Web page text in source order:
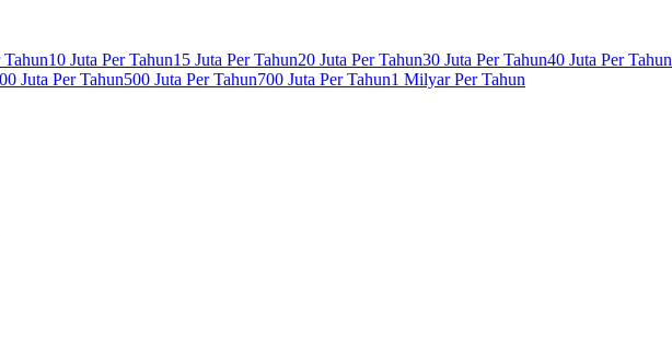
Tahun10 Juta Per Tahun15 Juta Per Tahun20 Juta Per Tahun30 Juta Per Tahun40 Juta Per Tahun
Juta Per Tahun500 Juta Per Tahun700 Juta Per Tahun1 Milyar Per Tahun